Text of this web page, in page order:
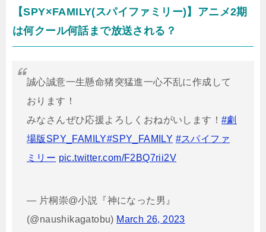
【SPY×FAMILY(スパイファミリー)】アニメ2期
は何クール何話まで放送される？
誠心誠意一生懸命猪突猛進一心不乱に作成して
おります！
みなさんぜひ応援よろしくおねがいします！ #劇
場版SPY_FAMILY#SPY_FAMILY #スパイファ
ミリー pic.twitter.com/F2BQ7rii2V
— 片桐崇@小説『神になった男』
(@naushikagatobu) March 26, 2023